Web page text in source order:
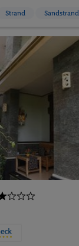
Strand Sandstrand